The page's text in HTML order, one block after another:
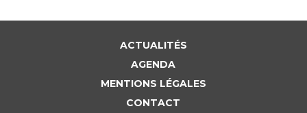
ACTUALITÉS
AGENDA
MENTIONS LÉGALES
CONTACT